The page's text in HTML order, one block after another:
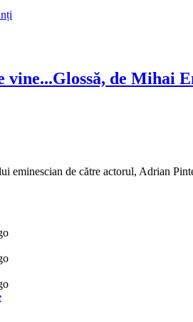
vine...Glossă, de Mihai
eminescian de către actorul, Adrian